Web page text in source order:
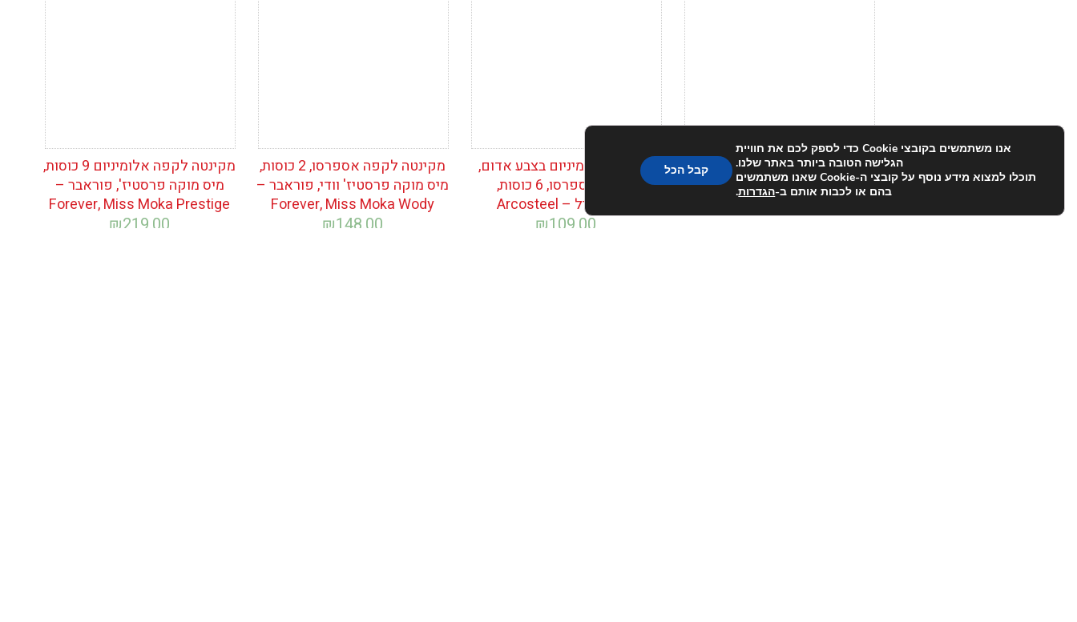
מקינטה מרלין פלוס
₪320.00
מקינטה אלומיניום בצבע אדום,
לקפה אספרסו, 6 כוסות,
ארקוסטיל – Arcosteel
₪109.00
מקינטה לקפה אספרסו, 2 כוסות,
מיס מוקה פרסטיז' וודי, פוראבר –
Forever, Miss Moka Wody
₪148.00
מקינטה לקפה אלומיניום 9 כוסות,
מיס מוקה פרסטיז', פוראבר –
Forever, Miss Moka Prestige
₪219.00
אנו משתמשים בקובצי Cookie כדי לספק לכם את חוויית
הגלישה הטובה ביותר באתר שלנו.
תוכלו למצוא מידע נוסף על קובצי ה-Cookie שאנו משתמשים
בהם או לכבות אותם ב-הגדרות.
קבל הכל